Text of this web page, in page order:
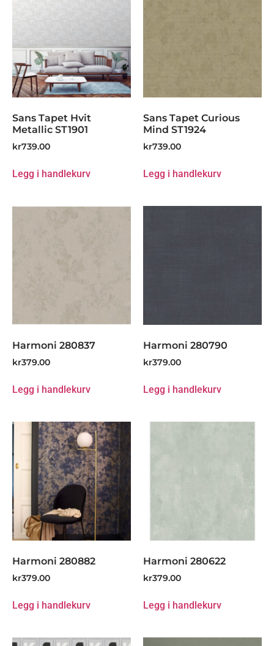
Sans Tapet Hvit
Metallic ST1901
kr739.00
Legg i handlekurv
Sans Tapet Curious
Mind ST1924
kr739.00
Legg i handlekurv
Harmoni 280837
kr379.00
Legg i handlekurv
Harmoni 280790
kr379.00
Legg i handlekurv
Harmoni 280882
kr379.00
Legg i handlekurv
Harmoni 280622
kr379.00
Legg i handlekurv